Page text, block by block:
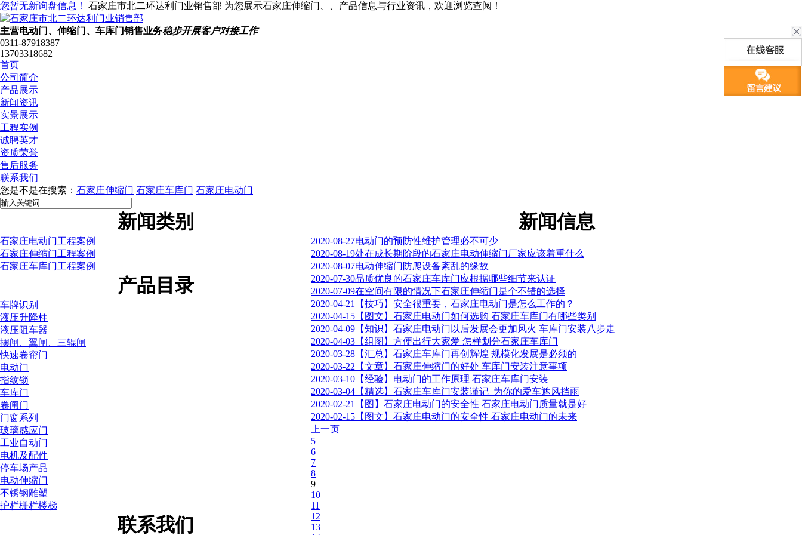
您暂无新询盘信息！ 石家庄市北二环达利门业销售部 为您展示石家庄伸缩门、、产品信息与行业资讯，欢迎浏览查阅！
主营电动门、伸缩门、车库门销售业务稳步开展客户对接工作
0311-87918387
13703318682
首页
公司简介
产品展示
新闻资讯
实景展示
工程实例
诚聘英才
资质荣誉
售后服务
联系我们
您是不是在搜索： 石家庄伸缩门 石家庄车库门 石家庄电动门
新闻类别
石家庄电动门工程案例
石家庄伸缩门工程案例
石家庄车库门工程案例
产品目录
车牌识别
液压升降柱
液压阻车器
摆闸、翼闸、三辊闸
快速卷帘门
电动门
指纹锁
车库门
卷闸门
门窗系列
玻璃感应门
工业自动门
电机及配件
停车场产品
电动伸缩门
不锈钢雕塑
护栏栅栏楼梯
联系我们
新闻信息
2020-08-27电动门的预防性维护管理必不可少
2020-08-19处在成长期阶段的石家庄电动伸缩门厂家应该着重什么
2020-08-07电动伸缩门防爬设备紊乱的缘故
2020-07-30品质优良的石家庄车库门应根据哪些细节来认证
2020-07-09在空间有限的情况下石家庄伸缩门是个不错的选择
2020-04-21
【技巧】安全很重要，石家庄电动门是怎么工作的？
2020-04-15 【图文】石家庄电动门如何选购 石家庄车库门有哪些类别
2020-04-09 【知识】石家庄电动门以后发展会更加风火 车库门安装八步走
2020-04-03 【组图】方便出行大家爱 怎样划分石家庄车库门
2020-03-28 【汇总】石家庄车库门再创辉煌 规模化发展是必须的
2020-03-22 【文章】石家庄伸缩门的好处 车库门安装注意事项
2020-03-10 【经验】电动门的工作原理 石家庄车库门安装
2020-03-04 【精选】石家庄车库门安装谨记_为你的爱车遮风挡雨
2020-02-21
【图】石家庄电动门的安全性 石家庄电动门质量就是好
2020-02-15 【图文】石家庄电动门的安全性 石家庄电动门的未来
上一页
5
6
7
8
9
10
11
12
13